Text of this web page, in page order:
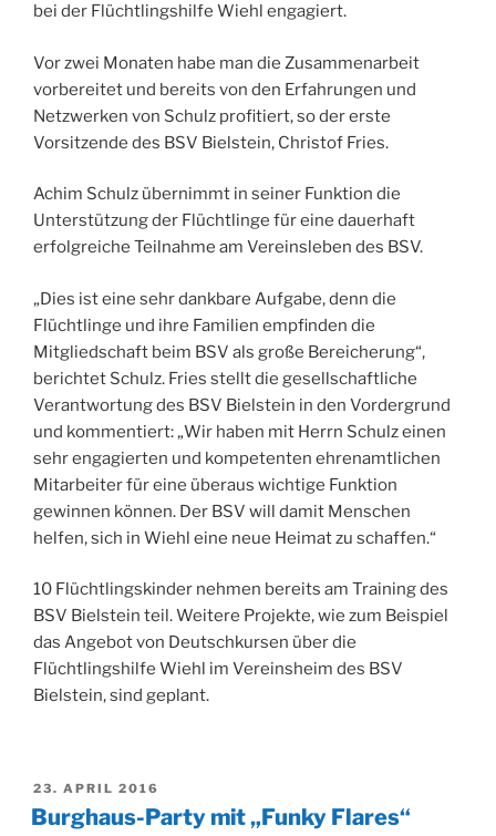
bei der Flüchtlingshilfe Wiehl engagiert.
Vor zwei Monaten habe man die Zusammenarbeit
vorbereitet und bereits von den Erfahrungen und
Netzwerken von Schulz profitiert, so der erste
Vorsitzende des BSV Bielstein, Christof Fries.
Achim Schulz übernimmt in seiner Funktion die
Unterstützung der Flüchtlinge für eine dauerhaft
erfolgreiche Teilnahme am Vereinsleben des BSV.
„Dies ist eine sehr dankbare Aufgabe, denn die
Flüchtlinge und ihre Familien empfinden die
Mitgliedschaft beim BSV als große Bereicherung“,
berichtet Schulz. Fries stellt die gesellschaftliche
Verantwortung des BSV Bielstein in den Vordergrund
und kommentiert: „Wir haben mit Herrn Schulz einen
sehr engagierten und kompetenten ehrenamtlichen
Mitarbeiter für eine überaus wichtige Funktion
gewinnen können. Der BSV will damit Menschen
helfen, sich in Wiehl eine neue Heimat zu schaffen.“
10 Flüchtlingskinder nehmen bereits am Training des
BSV Bielstein teil. Weitere Projekte, wie zum Beispiel
das Angebot von Deutschkursen über die
Flüchtlingshilfe Wiehl im Vereinsheim des BSV
Bielstein, sind geplant.
VERÖFFENTLICHT
AM
23. APRIL 2016
Burghaus-Party mit „Funky Flares“